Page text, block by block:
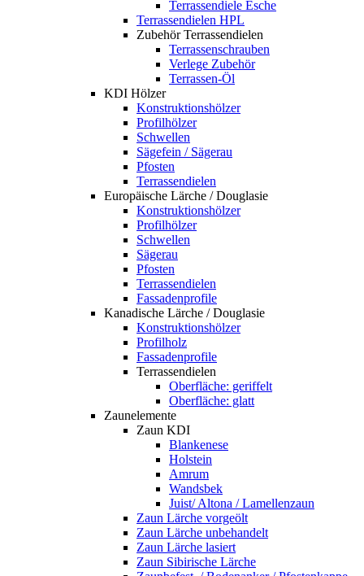
Terrassendiele Esche
Terrassendielen HPL
Zubehör Terrassendielen
Terrassenschrauben
Verlege Zubehör
Terrassen-Öl
KDI Hölzer
Konstruktionshölzer
Profilhölzer
Schwellen
Sägefein / Sägerau
Pfosten
Terrassendielen
Europäische Lärche / Douglasie
Konstruktionshölzer
Profilhölzer
Schwellen
Sägerau
Pfosten
Terrassendielen
Fassadenprofile
Kanadische Lärche / Douglasie
Konstruktionshölzer
Profilholz
Fassadenprofile
Terrassendielen
Oberfläche: geriffelt
Oberfläche: glatt
Zaunelemente
Zaun KDI
Blankenese
Holstein
Amrum
Wandsbek
Juist/ Altona / Lamellenzaun
Zaun Lärche vorgeölt
Zaun Lärche unbehandelt
Zaun Lärche lasiert
Zaun Sibirische Lärche